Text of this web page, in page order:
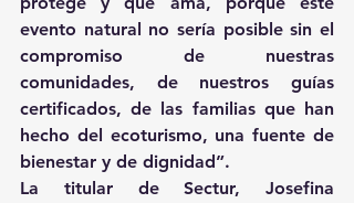
evento natural no sería posible sin el
compromiso de nuestras
comunidades, de nuestros guías
certificados, de las familias que han
hecho del ecoturismo, una fuente de
bienestar y de dignidad”.
La titular de Sectur, Josefina